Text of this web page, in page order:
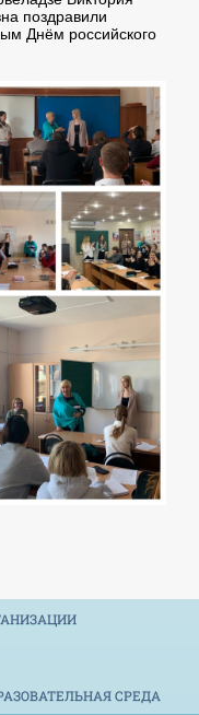
поздравили
Днём российского
СРЕДА